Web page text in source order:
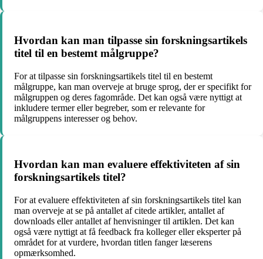
Hvordan kan man tilpasse sin forskningsartikels
titel til en bestemt målgruppe?
For at tilpasse sin forskningsartikels titel til en bestemt
målgruppe, kan man overveje at bruge sprog, der er specifikt for
målgruppen og deres fagområde. Det kan også være nyttigt at
inkludere termer eller begreber, som er relevante for
målgruppens interesser og behov.
Hvordan kan man evaluere effektiviteten af sin
forskningsartikels titel?
For at evaluere effektiviteten af sin forskningsartikels titel kan
man overveje at se på antallet af citede artikler, antallet af
downloads eller antallet af henvisninger til artiklen. Det kan
også være nyttigt at få feedback fra kolleger eller eksperter på
området for at vurdere, hvordan titlen fanger læserens
opmærksomhed.